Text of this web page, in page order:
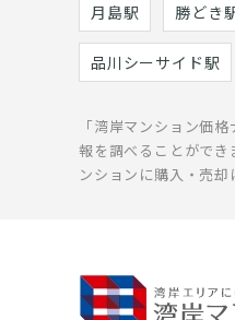
月島駅 勝どき
品川シーサイド駅
「湾岸マンション価
報を調べることがで
ンションに購入・売却